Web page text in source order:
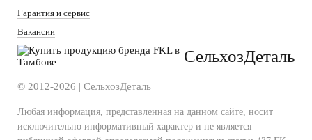
СельхозДеталь
© 2012-2026 | СельхозДеталь
Любая информация, представленная на данном сайте, носит
исключительно информативный характер и не является
Гарантия и сервис
Вакансии